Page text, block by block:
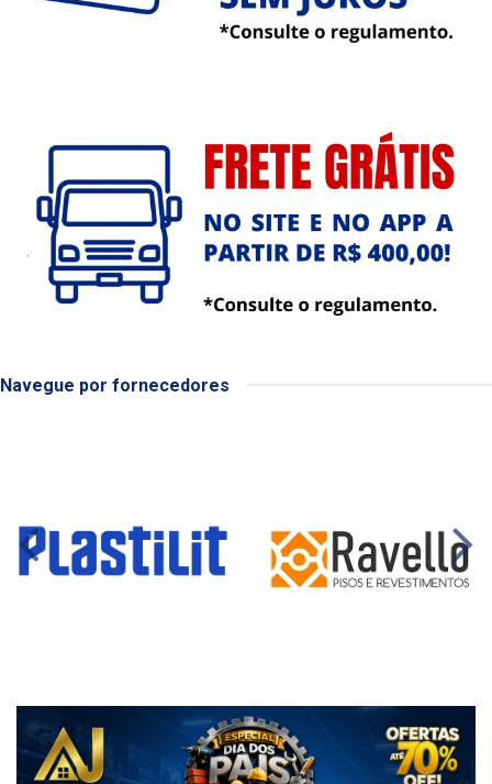
Navegue por fornecedores